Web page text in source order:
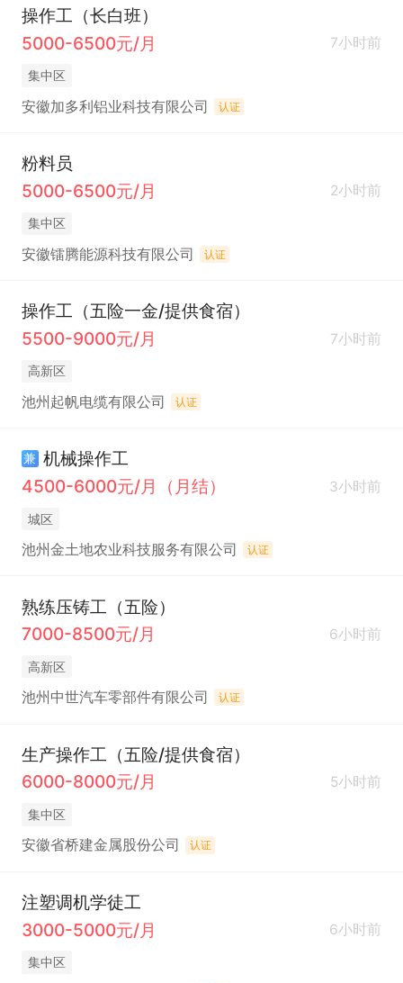
操作工（长白班）
5000-6500元/月
7小时前
集中区
安徽加多利铝业科技有限公司 认证
粉料员
5000-6500元/月
2小时前
集中区
安徽镭腾能源科技有限公司 认证
操作工（五险一金/提供食宿）
5500-9000元/月
7小时前
高新区
池州起帆电缆有限公司 认证
兼 机械操作工
4500-6000元/月（月结）
3小时前
城区
池州金土地农业科技服务有限公司 认证
熟练压铸工（五险）
7000-8500元/月
6小时前
高新区
池州中世汽车零部件有限公司 认证
生产操作工（五险/提供食宿）
6000-8000元/月
5小时前
集中区
安徽省桥建金属股份公司 认证
注塑调机学徒工
3000-5000元/月
6小时前
集中区